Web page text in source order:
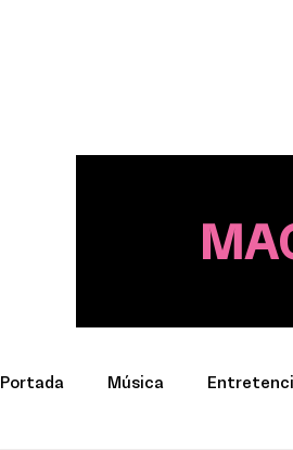
Portada Música